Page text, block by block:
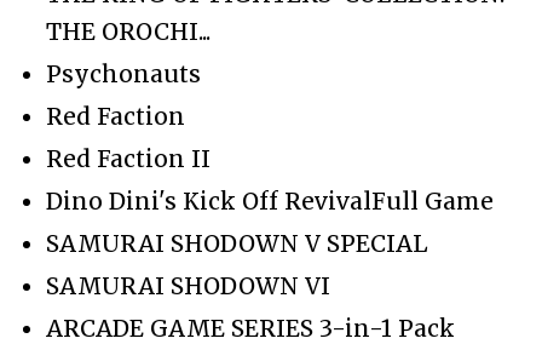
THE OROCHI...
Psychonauts
Red Faction
Red Faction II
Dino Dini's Kick Off RevivalFull Game
SAMURAI SHODOWN V SPECIAL
SAMURAI SHODOWN VI
ARCADE GAME SERIES 3-in-1 Pack